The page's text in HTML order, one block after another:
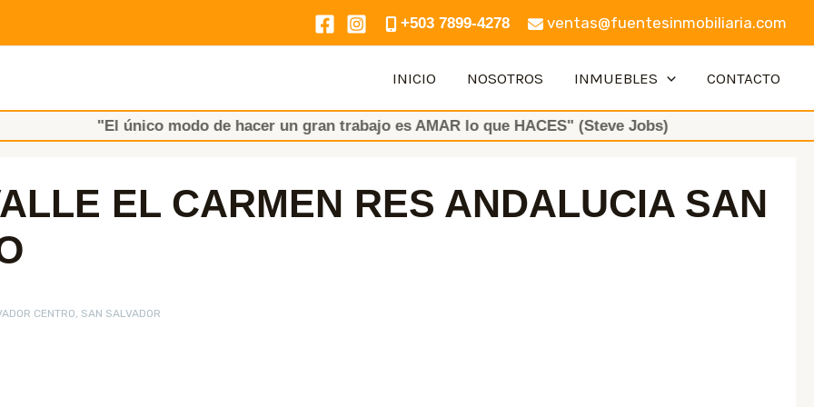
+503 7899-4278 ventas@fuentesinmobiliaria.com
INICIO NOSOTROS INMUEBLES CONTACTO
"El único modo de hacer un gran trabajo es AMAR lo que HACES" (Steve Jobs)
EL CARMEN RES ANDALUCIA SAN
CENTRO, SAN SALVADOR